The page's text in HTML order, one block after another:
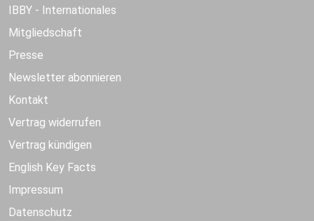
IBBY - Internationales
Mitgliedschaft
Presse
Newsletter abonnieren
Kontakt
Vertrag widerrufen
Vertrag kündigen
English Key Facts
Impressum
Datenschutz